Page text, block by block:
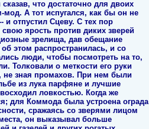
что достаточно для двоих
А тот испугался, как бы он не
и отпустил Сцеву. С тех пор
ярость против диких зверей
зрелища, дав обещание
этом распространилась, и со
люди, чтобы посмотреть на то,
Толковали о меткости его руки
не зная промахов. При нем были
из лука парфяне и лучшие
ловкостью. Когда же
для Коммода была устроена ограда
сражаясь со зверями лицом
он выказывал больше